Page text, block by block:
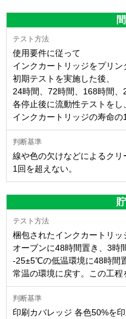
使用要件に従って
インクカートリッジをプリン
初期テストを実施した後、
24時間、72時間、168時間、
各停止後に流動性テストをし
インクカートリッジの寿命の
線や色の欠けなどによるクリ
1回を超えない。
梱包されたインクカートリ
オーブンに48時間置き、3時
-25±5℃の低温環境に48時間
常温の環境に戻す。この工程
印刷カバレッジ 各色50%を印